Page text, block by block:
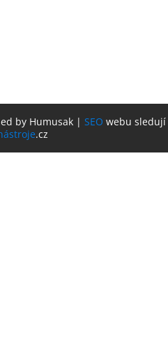
by Humusak | SEO webu sledují
.cz